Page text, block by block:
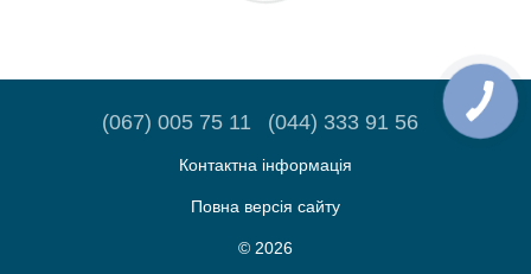
(067) 005 75 11 (044) 333 91 56
Контактна інформація
Повна версія сайту
© 2026